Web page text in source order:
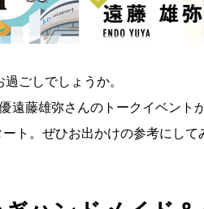
ごしでしょうか。
遠藤雄弥さんのトークイベント
ト。ぜひお出かけの参考にし